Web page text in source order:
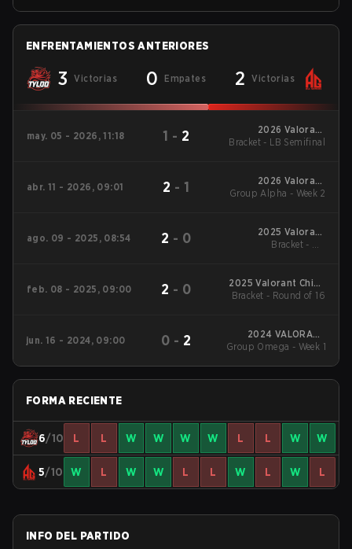
ENFRENTAMIENTOS ANTERIORES
3 Victorias 0 Empates 2 Victorias
may. 05 - 2026, 11:18 1 - 2
2026 Valorant
Champions Tour:
Bracket - LB Semifinal
abr. 11 - 2026, 09:01 2 - 1
2026 Valorant
Champions Tour:
Group Alpha - Week 2
ago. 09 - 2025, 08:54 2 - 0
2025 Valorant
Champions Tour:
Bracket - UB
feb. 08 - 2025, 09:00 2 - 0
2025 Valorant China
Evolution Series Act-1
Bracket - Round of 16
jun. 16 - 2024, 09:00 0 - 2
2024 VALORANT
Champions Tour:China
Group Omega - Week 1
FORMA RECIENTE
6/10 L L W W W W L L W W
5/10 W L W W L L W L W L
INFO DEL PARTIDO